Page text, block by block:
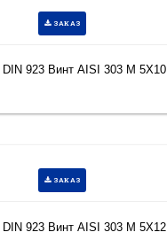
ЗАКАЗ
923 Винт AISI 303 M
ЗАКАЗ
923 Винт AISI 303 M 5X12,